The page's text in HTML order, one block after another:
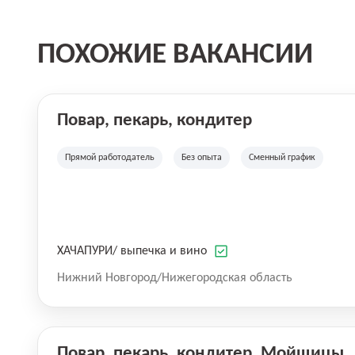
ПОХОЖИЕ ВАКАНСИИ
Повар, пекарь, кондитер
Прямой работодатель Без опыта Сменный график
ХАЧАПУРИ/ выпечка и вино
Нижний Новгород/Нижегородская область